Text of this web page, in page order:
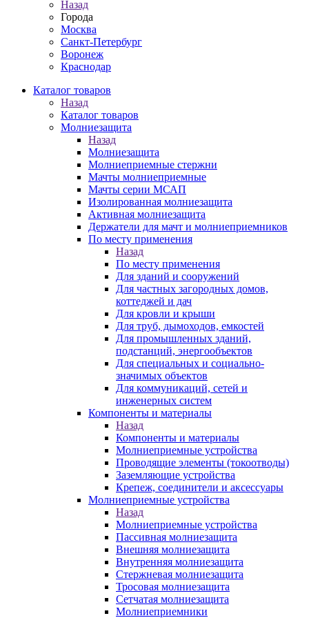
Назад
Города
Москва
Санкт-Петербург
Воронеж
Краснодар
Каталог товаров
Назад
Каталог товаров
Молниезащита
Назад
Молниезащита
Молниеприемные стержни
Мачты молниеприемные
Мачты серии МСАП
Изолированная молниезащита
Активная молниезащита
Держатели для мачт и молниеприемников
По месту применения
Назад
По месту применения
Для зданий и сооружений
Для частных загородных домов,
коттеджей и дач
Для кровли и крыши
Для труб, дымоходов, емкостей
Для промышленных зданий,
подстанций, энергообъектов
Для специальных и социально-
значимых объектов
Для коммуникаций, сетей и
инженерных систем
Компоненты и материалы
Назад
Компоненты и материалы
Молниеприемные устройства
Проводящие элементы (токоотводы)
Заземляющие устройства
Крепеж, соединители и аксессуары
Молниеприемные устройства
Назад
Молниеприемные устройства
Пассивная молниезащита
Внешняя молниезащита
Внутренняя молниезащита
Стержневая молниезащита
Тросовая молниезащита
Сетчатая молниезащита
Молниеприемники